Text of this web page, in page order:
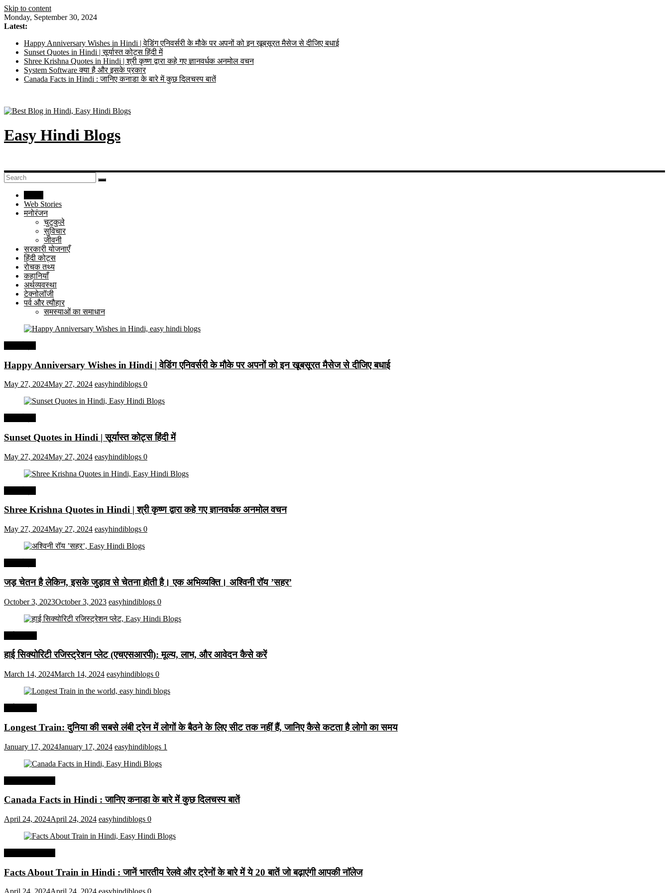
Skip to content
Monday, September 30, 2024
Latest:
Happy Anniversary Wishes in Hindi | वेडिंग एनिवर्सरी के मौके पर अपनों को इन खूबसूरत मैसेज से दीजिए बधाई
Sunset Quotes in Hindi | सूर्यास्त कोट्स हिंदी में
Shree Krishna Quotes in Hindi | श्री कृष्ण द्वारा कहे गए ज्ञानवर्धक अनमोल वचन
System Software क्या है और इसके प्रकार
Canada Facts in Hindi : जानिए कनाडा के बारे में कुछ दिलचस्प बातें
Easy Hindi Blogs
Web Stories
मनोरंजन
चुटकुले
सुविचार
जीवनी
सरकारी योजनाएँ
हिंदी कोट्स
रोचक तथ्य
कहानियाँ
अर्थव्यवस्था
टेक्नोलॉजी
पर्व और त्यौहार
समस्याओं का समाधान
Happy Anniversary Wishes in Hindi | वेडिंग एनिवर्सरी के मौके पर अपनों को इन खूबसूरत मैसेज से दीजिए बधाई
May 27, 2024May 27, 2024 easyhindiblogs 0
Sunset Quotes in Hindi | सूर्यास्त कोट्स हिंदी में
May 27, 2024May 27, 2024 easyhindiblogs 0
Shree Krishna Quotes in Hindi | श्री कृष्ण द्वारा कहे गए ज्ञानवर्धक अनमोल वचन
May 27, 2024May 27, 2024 easyhindiblogs 0
जड़ चेतन है लेकिन, इसके जुड़ाव से चेतना होती है। एक अभिव्यक्ति। अश्विनी रॉय ’सहर’
October 3, 2023October 3, 2023 easyhindiblogs 0
हाई सिक्योरिटी रजिस्ट्रेशन प्लेट (एचएसआरपी): मूल्य, लाभ, और आवेदन कैसे करें
March 14, 2024March 14, 2024 easyhindiblogs 0
Longest Train: दुनिया की सबसे लंबी ट्रेन में लोगों के बैठने के लिए सीट तक ​​नहीं हैं, जानिए कैसे कटता है लोगो का समय
January 17, 2024January 17, 2024 easyhindiblogs 1
Canada Facts in Hindi : जानिए कनाडा के बारे में कुछ दिलचस्प बातें
April 24, 2024April 24, 2024 easyhindiblogs 0
Facts About Train in Hindi : जानें भारतीय रेलवे और ट्रेनों के बारे में ये 20 बातें जो बढ़ाएंगी आपकी नाॅलेज